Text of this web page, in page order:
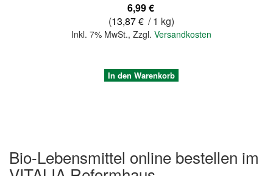
6,99 €
(13,87 € / 1 kg)
Inkl. 7% MwSt.,Zzgl.Versandkosten
In den Warenkorb
Bio-Lebensmittel online bestellen im